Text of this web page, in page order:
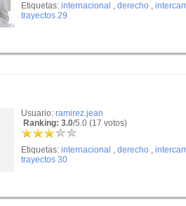
Etiquetas: internacional , derecho ,
trayectos 29
Usuario: ramirez.jean
Ranking: 3.0/5.0 (17 votos)
Etiquetas: internacional , derecho ,
trayectos 30